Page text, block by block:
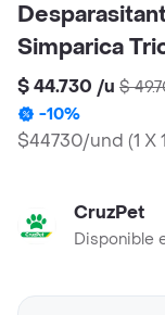
Simparica
$ 44.730 /u $
-10%
$44730/und (1 X
CruzPet
Disponible